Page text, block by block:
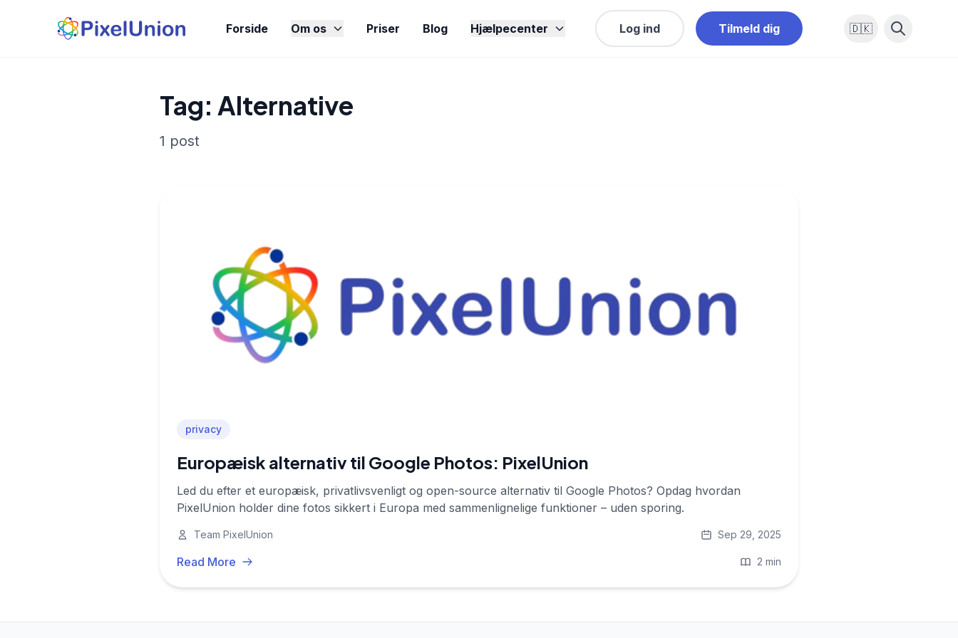
Forside Om os Priser Blog Hjælpecenter Log ind Tilmeld dig 🇩🇰
Tag: Alternative
1 post
privacy
Europæisk alternativ til Google Photos: PixelUnion
Led du efter et europæisk, privatlivsvenligt og open-source alternativ til Google Photos? Opdag hvordan
PixelUnion holder dine fotos sikkert i Europa med sammenlignelige funktioner – uden sporing.
Team PixelUnion Sep 29, 2025
Read More 2 min